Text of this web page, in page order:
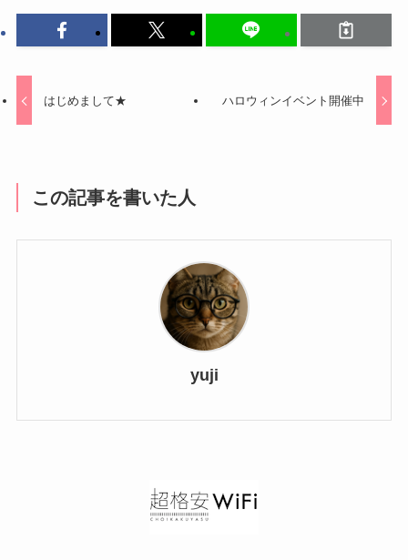
はじめまして★ ハロウィンイベント開催中
この記事を書いた人
yuji